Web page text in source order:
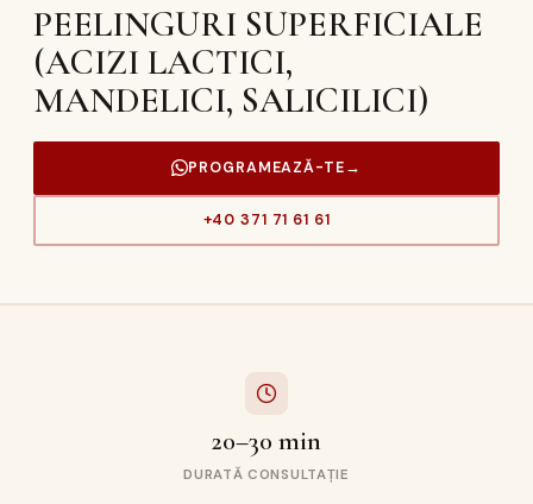
PEELINGURI SUPERFICIALE
(ACIZI LACTICI,
MANDELICI, SALICILICI)
PROGRAMEAZĂ-TE→
+40 371 71 61 61
20–30 min
DURATĂ CONSULTAȚIE